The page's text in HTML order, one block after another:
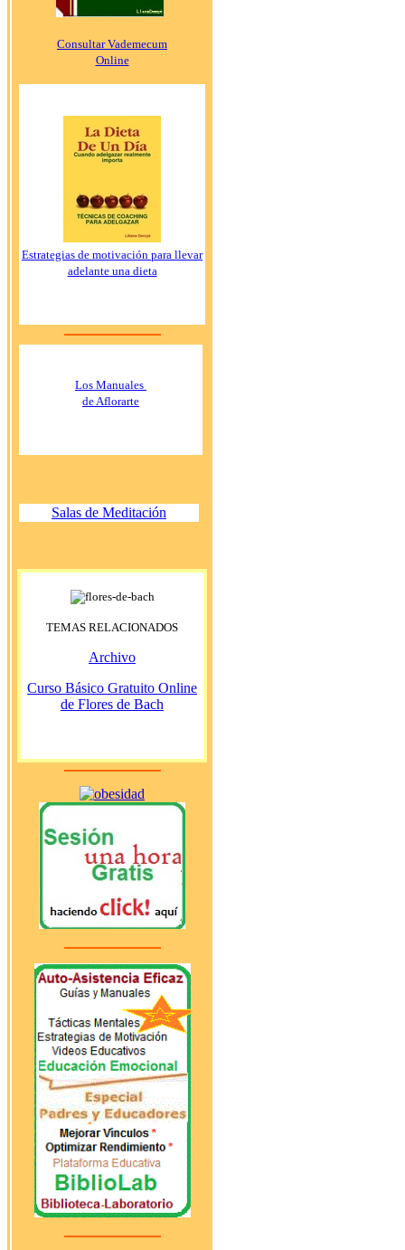
Consultar Vademecum
Online
Estrategias de motivación para llevar
adelante una dieta
Los Manuales
de Aflorarte
Salas de Meditación
TEMAS RELACIONADOS
Archivo
Curso Básico Gratuito Online
de Flores de Bach